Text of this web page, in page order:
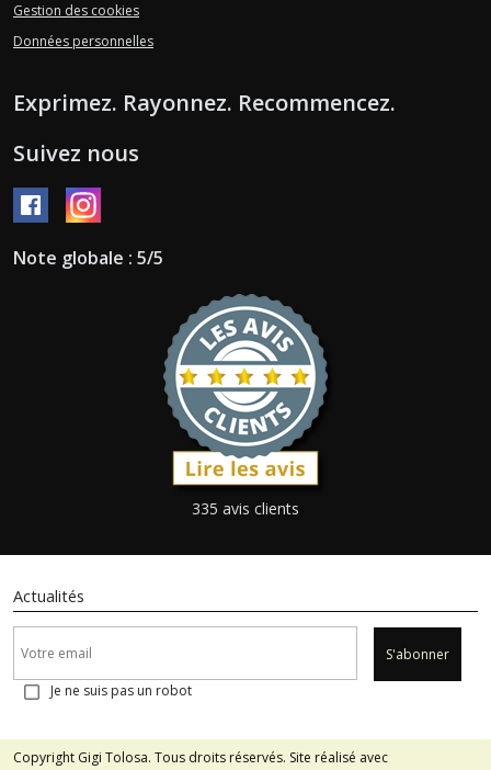
Gestion des cookies
Données personnelles
Exprimez. Rayonnez. Recommencez.
Suivez nous
Note globale : 5/5
335 avis clients
Actualités
S'abonner
Je ne suis pas un robot
Copyright Gigi Tolosa. Tous droits réservés. Site réalisé avec